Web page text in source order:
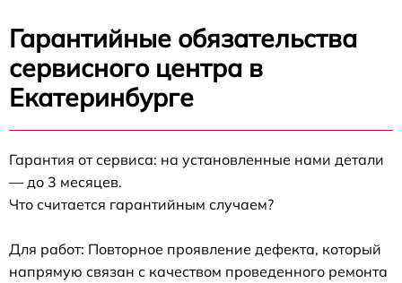
Гарантийные обязательства
сервисного центра в
Екатеринбурге
Гарантия от сервиса: на установленные нами детали
— до 3 месяцев.
Что считается гарантийным случаем?
Для работ: Повторное проявление дефекта, который
напрямую связан с качеством проведенного ремонта